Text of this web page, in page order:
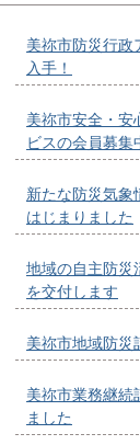
美祢市防災行政
入手！
美祢市安全・安
ビスの会員募集
新たな防災気象
はじまりました
地域の自主防災
を交付します
美祢市地域防災
美祢市業務継続
ました